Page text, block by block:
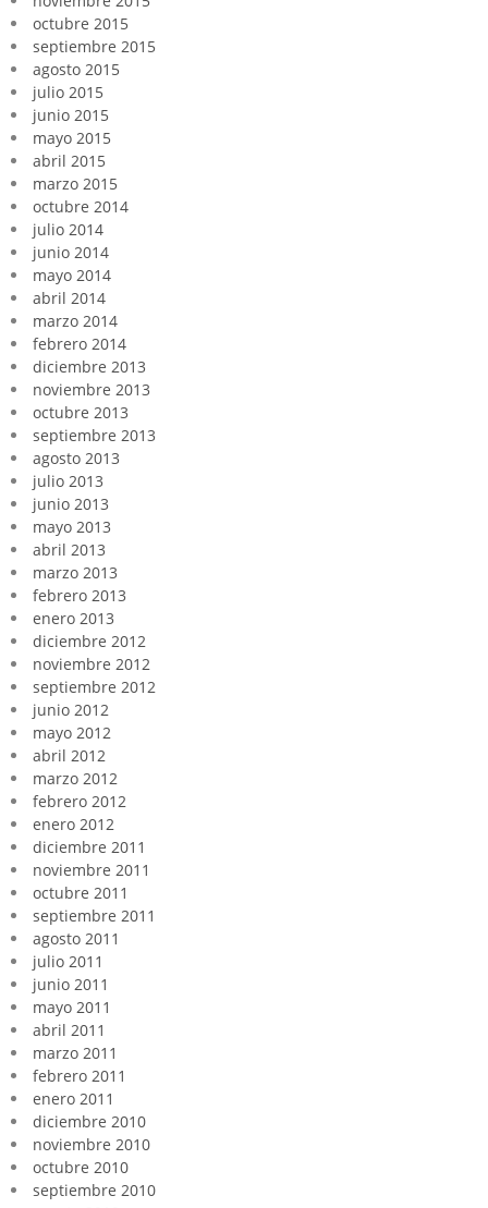
octubre 2015
septiembre 2015
agosto 2015
julio 2015
junio 2015
mayo 2015
abril 2015
marzo 2015
octubre 2014
julio 2014
junio 2014
mayo 2014
abril 2014
marzo 2014
febrero 2014
diciembre 2013
noviembre 2013
octubre 2013
septiembre 2013
agosto 2013
julio 2013
junio 2013
mayo 2013
abril 2013
marzo 2013
febrero 2013
enero 2013
diciembre 2012
noviembre 2012
septiembre 2012
junio 2012
mayo 2012
abril 2012
marzo 2012
febrero 2012
enero 2012
diciembre 2011
noviembre 2011
octubre 2011
septiembre 2011
agosto 2011
julio 2011
junio 2011
mayo 2011
abril 2011
marzo 2011
febrero 2011
enero 2011
diciembre 2010
noviembre 2010
octubre 2010
septiembre 2010